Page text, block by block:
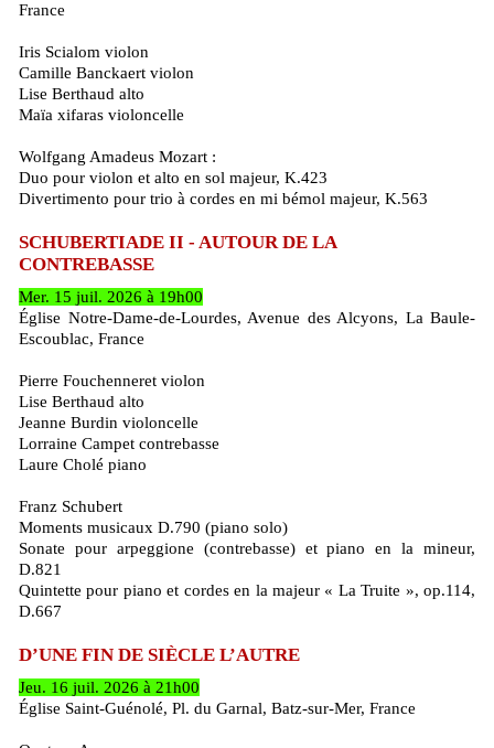
France
Iris Scialom violon
Camille Banckaert violon
Lise Berthaud alto
Maïa xifaras violoncelle
Wolfgang Amadeus Mozart :
Duo pour violon et alto en sol majeur, K.423
Divertimento pour trio à cordes en mi bémol majeur, K.563
SCHUBERTIADE II - AUTOUR DE LA
CONTREBASSE
Mer. 15 juil. 2026 à 19h00
Église Notre-Dame-de-Lourdes, Avenue des Alcyons, La Baule-
Escoublac, France
Pierre Fouchenneret violon
Lise Berthaud alto
Jeanne Burdin violoncelle
Lorraine Campet contrebasse
Laure Cholé piano
Franz Schubert
Moments musicaux D.790 (piano solo)
Sonate pour arpeggione (contrebasse) et piano en la mineur,
D.821
Quintette pour piano et cordes en la majeur « La Truite », op.114,
D.667
D’UNE FIN DE SIÈCLE L’AUTRE
Jeu. 16 juil. 2026 à 21h00
Église Saint-Guénolé, Pl. du Garnal, Batz-sur-Mer, France